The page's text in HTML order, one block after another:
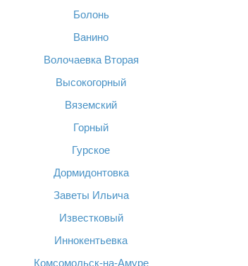
Болонь
Ванино
Волочаевка Вторая
Высокогорный
Вяземский
Горный
Гурское
Дормидонтовка
Заветы Ильича
Известковый
Иннокентьевка
Комсомольск-на-Амуре